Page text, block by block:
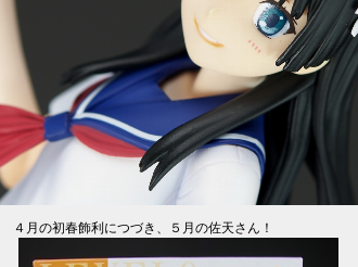
４月の初春飾利につづき、５月の佐天さん！